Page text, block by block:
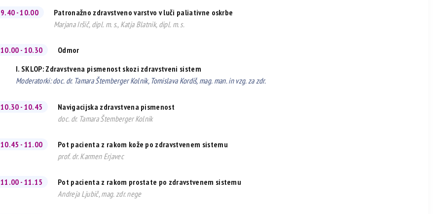
9.40 - 10.00
Patronažno zdravstveno varstvo v luči paliativne oskrbe
Marjana Iršič, dipl. m. s., Katja Blatnik, dipl. m. s.
10.00 - 10.30
Odmor
I. SKLOP: Zdravstvena pismenost skozi zdravstveni sistem
Moderatorki: doc. dr. Tamara Štemberger Kolnik, Tomislava Kordiš, mag. man. in vzg. za zdr.
10.30 - 10.45
Navigacijska zdravstvena pismenost
doc. dr. Tamara Štemberger Kolnik
10.45 - 11.00
Pot pacienta z rakom kože po zdravstvenem sistemu
prof. dr. Karmen Erjavec
11.00 - 11.15
Pot pacienta z rakom prostate po zdravstvenem sistemu
Andreja Ljubič, mag. zdr. nege